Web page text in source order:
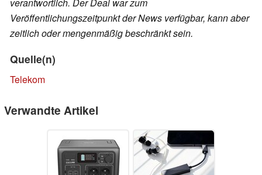
verantwortlich. Der Deal war zum
Veröffentlichungszeitpunkt der News verfügbar, kann aber
zeitlich oder mengenmäßig beschränkt sein.
Quelle(n)
Telekom
Verwandte Artikel